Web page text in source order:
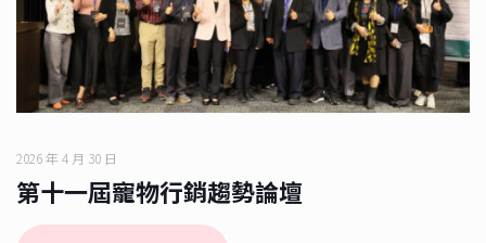
2026 年 4 月 30 日
第十一屆寵物行銷趨勢論壇